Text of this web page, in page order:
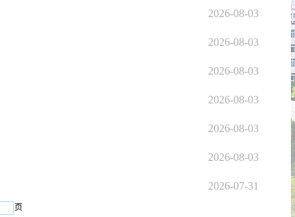
2026-08-03
2026-08-03
2026-08-03
2026-08-03
2026-08-03
2026-08-03
2026-07-31
页